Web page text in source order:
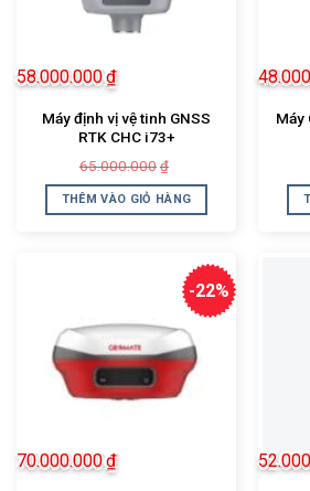
Máy định vị vệ tinh GNSS
RTK CHC i73+
65.000.000 ₫
là:
65.000.000₫.
58.000.000₫
tại
là:
58.000.000₫.
THÊM VÀO GIỎ HÀNG
Máy
-22%
70.000.000₫